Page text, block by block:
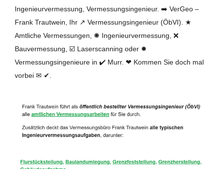
Ingenieurvermessung, Vermessungsingenieur. ➡️ VerGeo –
Frank Trautwein, Ihr ↗️ Vermessungsingenieur (ÖbVI). ★
Amtliche Vermessungen, ✺ Ingenieurvermessung, ❌
Bauvermessung, ☑️ Laserscanning oder ✹
Vermessungsingenieure in ✔️ Murr. ❤ Kommen Sie doch mal
vorbei ✉ ✔.